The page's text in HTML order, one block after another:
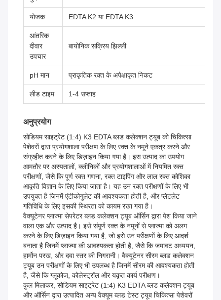
योजक EDTA K2 या EDTA K3
आंतरिक
दीवार
उपचार
बायोनिक सक्रिय झिल्ली
pH मान प्राकृतिक रक्त के अपेक्षाकृत निकट
लीड टाइम 1-4 सप्ताह
अनुप्रयोग
सोडियम साइट्रेट (1:4) K3 EDTA ब्लड कलेक्शन ट्यूब को चिकित्सा
पेशेवरों द्वारा प्रयोगशाला परीक्षण के लिए रक्त के नमूने एकत्र करने और
संग्रहीत करने के लिए डिज़ाइन किया गया है। इस उत्पाद का उपयोग
आमतौर पर अस्पतालों, क्लीनिकों और प्रयोगशालाओं में नियमित रक्त
परीक्षणों, जैसे कि पूर्ण रक्त गणना, रक्त टाइपिंग और लाल रक्त कोशिका
आकृति विज्ञान के लिए किया जाता है। यह उन रक्त परीक्षणों के लिए भी
उपयुक्त है जिनमें एंटीकोगुलेट की आवश्यकता होती है, और प्लेटलेट
गतिविधि के लिए इसकी स्थिरता को कायम रखा गया है।
वैक्यूटेनर प्लाज्मा सेपरेटर ब्लड कलेक्शन ट्यूब ऑर्सिन द्वारा पेश किया जाने
वाला एक और उत्पाद है। इसे संपूर्ण रक्त के नमूनों से प्लाज्मा को अलग
करने के लिए डिज़ाइन किया गया है, जो इसे उन परीक्षणों के लिए आदर्श
बनाता है जिनमें प्लाज्मा की आवश्यकता होती है, जैसे कि जमावट अध्ययन,
हार्मोन परख, और दवा स्तर की निगरानी। वैक्यूटेनर सीरम ब्लड कलेक्शन
ट्यूब उन परीक्षणों के लिए भी उपलब्ध है जिनमें सीरम की आवश्यकता होती
है, जैसे कि ग्लूकोज, कोलेस्ट्रॉल और यकृत कार्य परीक्षण।
कुल मिलाकर, सोडियम साइट्रेट (1:4) K3 EDTA ब्लड कलेक्शन ट्यूब
और ऑर्सिन द्वारा उत्पादित अन्य वैक्यूम ब्लड टेस्ट ट्यूब चिकित्सा पेशेवरों